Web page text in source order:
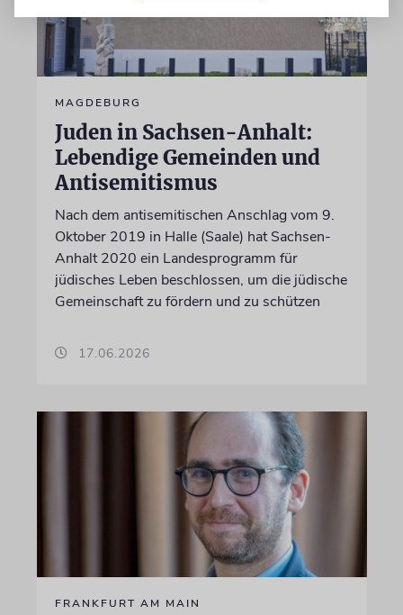
MAGDEBURG
Juden in Sachsen-Anhalt:
Lebendige Gemeinden und
Antisemitismus
Nach dem antisemitischen Anschlag vom 9.
Oktober 2019 in Halle (Saale) hat Sachsen-
Anhalt 2020 ein Landesprogramm für
jüdisches Leben beschlossen, um die jüdische
Gemeinschaft zu fördern und zu schützen
17.06.2026
FRANKFURT AM MAIN